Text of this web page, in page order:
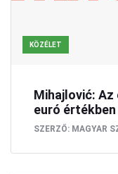
KÖZÉLET
Mihajlović:
euró
SZERZŐ: MAGYAR